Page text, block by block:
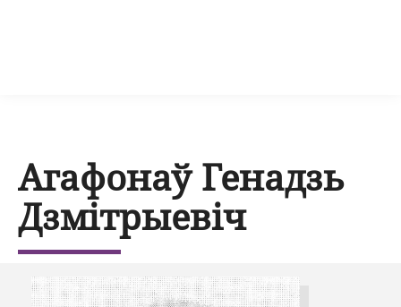
Агафонаў Генадзь
Дзмітрыевіч